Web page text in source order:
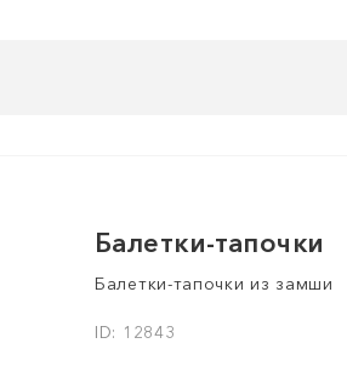
Балетки-тапочки
Балетки-тапочки из замши
ID: 12843